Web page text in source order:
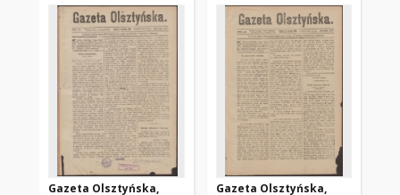
Gazeta Olsztyńska,
Gazeta Olsztyńska,